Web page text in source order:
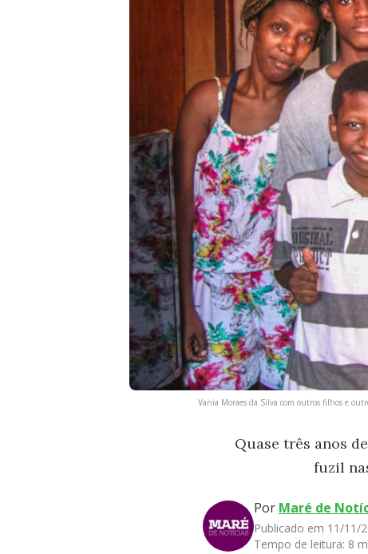
Vania Moraes da Silva com outros filhos e
Quase três anos
fuzil
Por Maré de
Publicado em 11/11/
Tempo de leitura: 8